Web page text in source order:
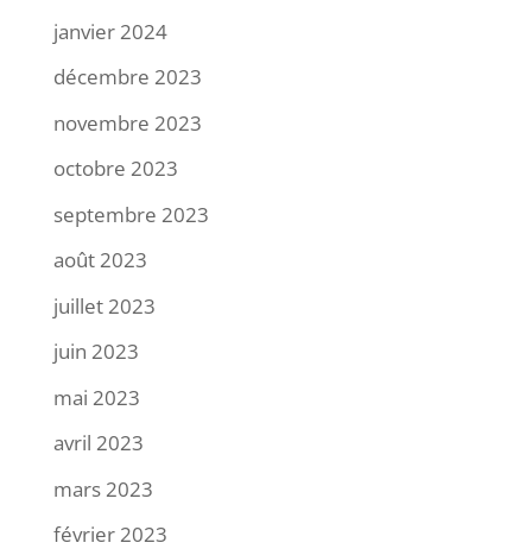
janvier 2024
décembre 2023
novembre 2023
octobre 2023
septembre 2023
août 2023
juillet 2023
juin 2023
mai 2023
avril 2023
mars 2023
février 2023